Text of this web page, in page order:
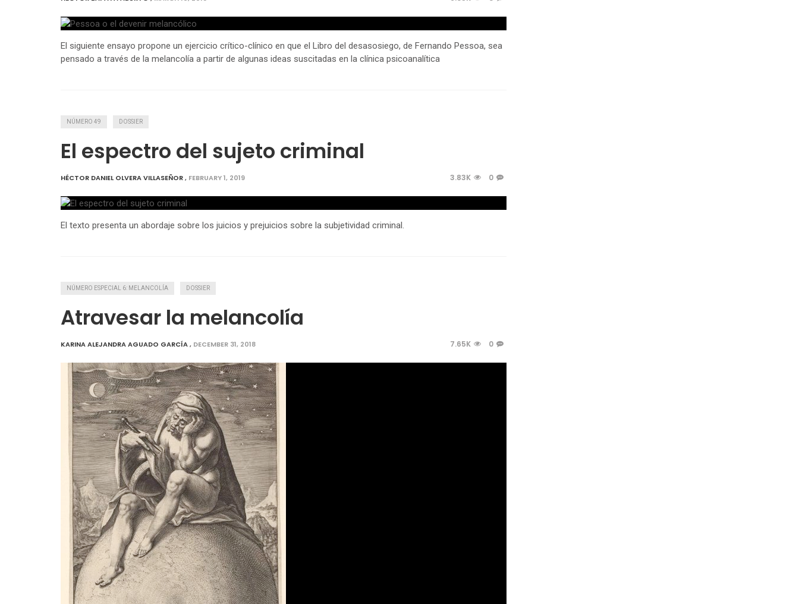
El siguiente ensayo propone un ejercicio crítico-clínico en que el Libro del desasosiego, de Fernando Pessoa, sea
pensado a través de la melancolía a partir de algunas ideas suscitadas en la clínica psicoanalítica
NÚMERO 49 DOSSIER
El espectro del sujeto criminal
HÉCTOR DANIEL OLVERA VILLASEÑOR, FEBRUARY 1, 2019 3.83K 0
El texto presenta un abordaje sobre los juicios y prejuicios sobre la subjetividad criminal.
NÚMERO ESPECIAL 6: MELANCOLÍA DOSSIER
Atravesar la melancolía
KARINA ALEJANDRA AGUADO GARCÍA, DECEMBER 31, 2018 7.65K 0